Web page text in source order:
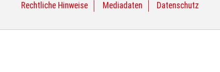
Rechtliche Hinweise
Mediadaten Datenschutz